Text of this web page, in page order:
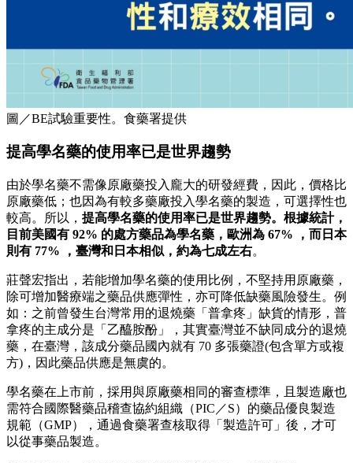
圖／BE試驗重要性。食藥署提供
提高學名藥的使用率已是世界趨勢
由於學名藥不需像原廠藥投入龐大的研發經費，因此，價格比
原廠藥低；也因為有較多藥廠投入學名藥的製造，可選擇性也
較高。所以， 提高學名藥的使用率已是世界趨勢。根據統計，
目前美國有 92% 的處方藥品為學名藥，歐洲為 67% ，而日本
則有 77% ，臺灣和日本相似，約為七成左右。
莊聲宏指出，若能增加學名藥的使用比例，不堅持用原廠藥，
除可增加醫療端之藥品供應彈性，亦可降低缺藥風險發生。例
如：之前曾發生台灣常用的退燒藥「普拿疼」缺貨的情形，普
拿疼的主成分是「乙醯胺酚」，其實臺灣並不缺同成分的退燒
藥，在臺灣，該成分藥品國內就有 70 多張藥證(包含單方或複
方)，因此藥品供應是無虞的。
學名藥在上市前，採用與原廠藥相同的審查標準，且製造廠也
需符合國際醫藥品稽查協約組織（PIC／S）的藥品優良製造
規範（GMP），通過食藥署查核取得「製造許可」後，才可
以從事藥品製造。